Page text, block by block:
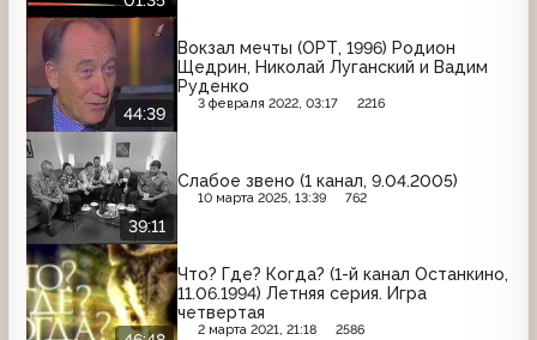
44:39
Вокзал мечты (ОРТ, 1996) Родион
Щедрин, Николай Луганский и Вадим
Руденко
3 февраля 2022, 03:17 2216
39:11
Слабое звено (1 канал, 9.04.2005)
10 марта 2025, 13:39 762
Что? Где? Когда? (1-й канал Останкино,
11.06.1994) Летняя серия. Игра
четвертая
2 марта 2021, 21:18 2586